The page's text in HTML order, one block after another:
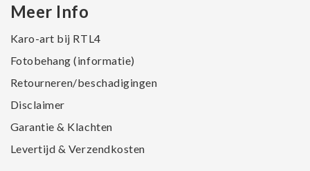
Meer Info
Karo-art bij RTL4
Fotobehang (informatie)
Retourneren/beschadigingen
Disclaimer
Garantie & Klachten
Levertijd & Verzendkosten